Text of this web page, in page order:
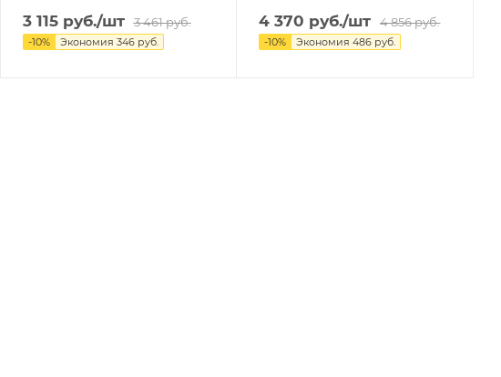
3 115руб./шт 3 461руб.
-10% Экономия 346руб.
4 370 руб./шт 4 856руб.
-10% Экономия486 руб.